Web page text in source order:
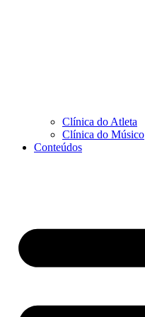
Clínica do Atleta
Clínica do Músico
Conteúdos